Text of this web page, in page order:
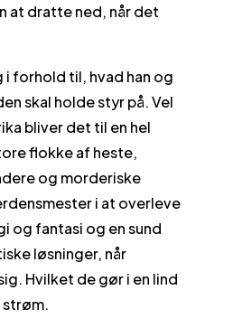
at dratte ned, når det
i forhold til, hvad han og
skal holde styr på. Vel
bliver det til en hel
flokke af heste,
og morderiske
i at overleve
og fantasi og en sund
løsninger, når
Hvilket de gør i en lind